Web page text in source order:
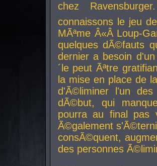
chez
connaissons le jeu
MÃªme Â«Â Loup-
quelques dÃ©fauts
dernier a besoin
´le peut Ãªtre
la mise en place de
d'Ã©liminer l'un
dÃ©but, qui
pourra au final pas
Ã©galement
consÃ©quent,
des personnes